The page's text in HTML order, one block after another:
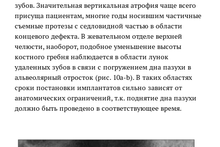
зубов. Значительная вертикальная атрофия чаще всего
присуща пациентам, многие годы носившим частичные
съемные протезы с седловидной частью в области
концевого дефекта. В жевательном отделе верхней
челюсти, наоборот, подобное уменьшение высоты
костного гребня наблюдается в области лунок
удаленных зубов в связи с погружением дна пазухи в
альвеолярный отросток (рис. 10а-b). В таких областях
сроки постановки имплантатов сильно зависят от
анатомических ограничений, т.к. поднятие дна пазухи
должно быть проведено в соответствующее время.